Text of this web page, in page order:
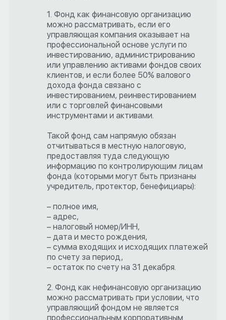
1. Фонд как финансовую организацию
можно рассматривать, если его
управляющая компания оказывает на
профессиональной основе услуги по
инвестированию, администрированию
или управлению активами фондов своих
клиентов, и если более 50% валового
дохода фонда связано с
инвестированием, реинвестированием
или с торговлей финансовыми
инструментами и активами.
Такой фонд сам напрямую обязан
отчитываться в местную налоговую,
предоставляя туда следующую
информацию по контролирующим лицам
фонда (которыми могут быть признаны
учредитель, протектор, бенефициары):
– полное имя,
– адрес,
– налоговый номер/ИНН,
– дата и место рождения,
– сумма входящих и исходящих платежей
по счету за период,
– остаток по счету на 31 декабря.
2. Фонд как нефинансовую организацию
можно рассматривать при условии, что
управляющий фондом не является
профессиональным корпоративным